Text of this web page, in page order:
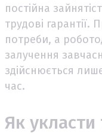
постійна
трудові гарантії.
потреби, а
залучення
здійснюється
час.
Як укласти